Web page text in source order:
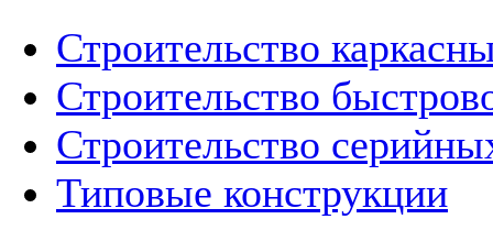
Строительство
Строительство
Строительство
Типовые конструкции